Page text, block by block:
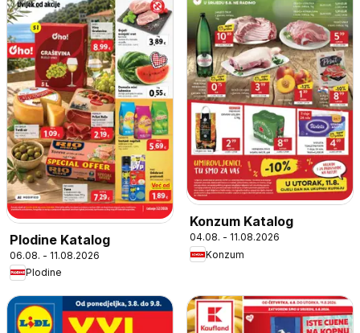
Plodine Katalog
06.08. - 11.08.2026
Plodine
Konzum Katalog
04.08. - 11.08.2026
Konzum